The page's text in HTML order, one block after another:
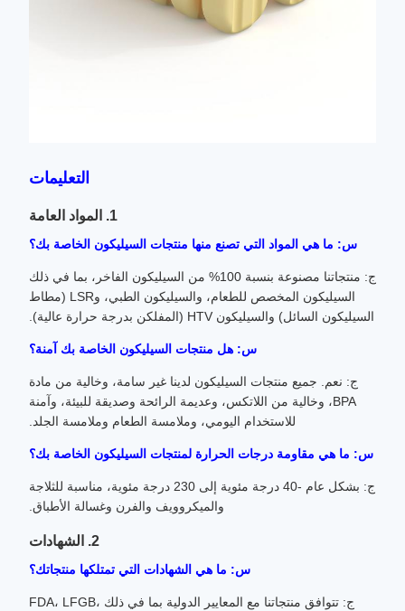
التعليمات
1. المواد العامة
س: ما هي المواد التي تصنع منها منتجات السيليكون الخاصة بك؟
ج: منتجاتنا مصنوعة بنسبة 100% من السيليكون الفاخر، بما في ذلك
السيليكون المخصص للطعام، والسيليكون الطبي، وLSR (مطاط
السيليكون السائل) والسيليكون HTV (المفلكن بدرجة حرارة عالية).
س: هل منتجات السيليكون الخاصة بك آمنة؟
ج: نعم. جميع منتجات السيليكون لدينا غير سامة، وخالية من مادة
BPA، وخالية من اللاتكس، وعديمة الرائحة وصديقة للبيئة، وآمنة
للاستخدام اليومي، وملامسة الطعام وملامسة الجلد.
س: ما هي مقاومة درجات الحرارة لمنتجات السيليكون الخاصة بك؟
ج: بشكل عام -40 درجة مئوية إلى 230 درجة مئوية، مناسبة للثلاجة
والميكروويف والفرن وغسالة الأطباق.
2. الشهادات
س: ما هي الشهادات التي تمتلكها منتجاتك؟
ج: تتوافق منتجاتنا مع المعايير الدولية بما في ذلك FDA، LFGB،